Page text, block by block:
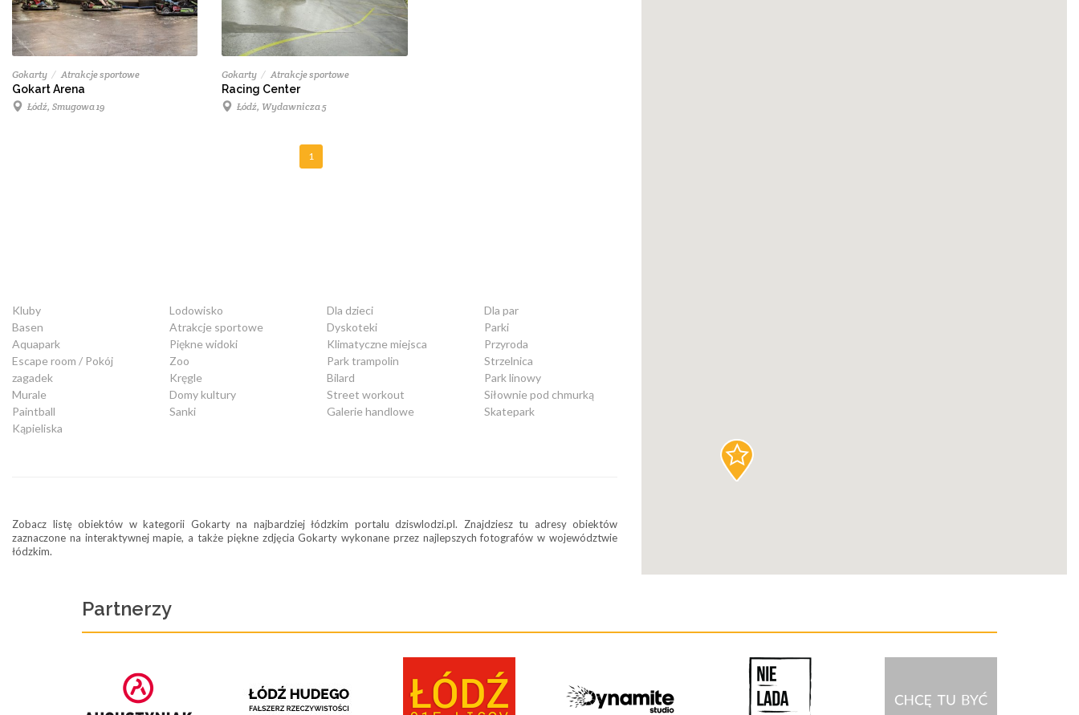
Gokarty Atrakcje sportowe
Gokart Arena
Łódź, Smugowa 19
Gokarty Atrakcje sportowe
Racing Center
Łódź, Wydawnicza 5
1
Kluby Lodowisko Dla dzieci
Dla par
Basen
Atrakcje sportowe Dyskoteki
Parki
Aquapark
Piękne widoki Klimatyczne miejsca
Przyroda
Escape room / Pokój
zagadek
Zoo Park trampolin
Strzelnica
Kręgle
Bilard
Park linowy
Murale
Domy kultury Street workout
Siłownie pod chmurką
Paintball
Sanki Galerie handlowe
Skatepark
Kąpieliska
Zobacz listę obiektów w kategorii Gokarty na najbardziej łódzkim portalu dziswlodzi.pl. Znajdziesz tu adresy obiektów
zaznaczone na interaktywnej mapie, a także piękne zdjęcia Gokarty wykonane przez najlepszych fotografów w województwie
łódzkim.
Partnerzy